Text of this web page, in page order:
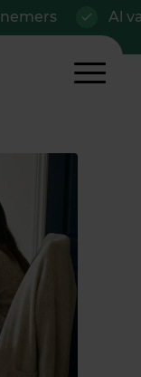
Al vanaf